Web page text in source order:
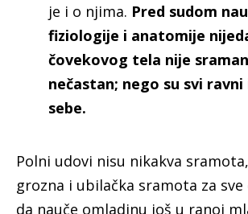
je i o njima. Pred sudom
fiziologije i anatomije
čovekovog tela nije
nečastan; nego su svi ravni
sebe.
Polni udovi nisu nikakva
grozna i ubilačka sramota za sve
da nauče omladinu još u ranoj